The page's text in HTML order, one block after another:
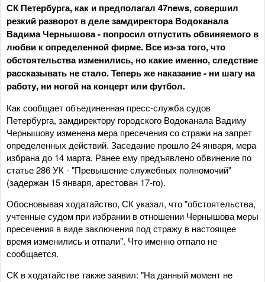
СК Петербурга, как и предполагал 47news, совершил
резкий разворот в деле замдиректора Водоканала
Вадима Чернышова - попросил отпустить обвиняемого в
любви к определенной фирме. Все из-за того, что
обстоятельства изменились, но какие именно, следствие
рассказывать не стало. Теперь же наказание - ни шагу на
работу, ни ногой на концерт или футбол.
Как сообщает объединенная пресс-служба судов
Петербурга, замдиректору городского Водоканала Вадиму
Чернышову изменена мера пресечения со стражи на запрет
определенных действий. Заседание прошло 24 января, мера
избрана до 14 марта. Ранее ему предъявлено обвинение по
статье 286 УК - "Превышение служебных полномочий"
(задержан 15 января, арестован 17-го).
Обосновывая ходатайство, СК указал, что "обстоятельства,
учтенные судом при избрании в отношении Чернышова меры
пресечения в виде заключения под стражу в настоящее
время изменились и отпали". Что именно отпало не
сообщается.
СК в ходатайстве также заявил: "На данный момент не